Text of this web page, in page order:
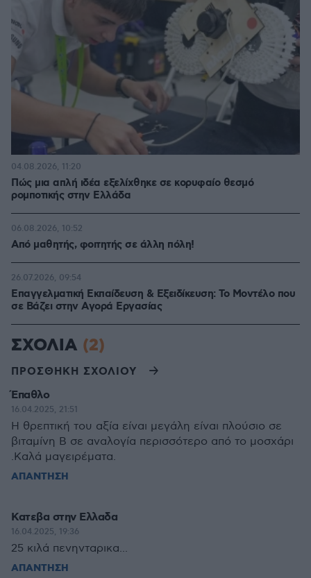
Πώς μια απλή ιδέα εξελίχθηκε σε κορυφαίο θεσμό
ρομποτικής στην Ελλάδα
04.08.2026, 11:20
Από μαθητής, φοιτητής σε άλλη πόλη!
06.08.2026, 10:52
Επαγγελματική Εκπαίδευση & Εξειδίκευση: Το Mοντέλο που
σε Bάζει στην Aγορά Eργασίας
26.07.2026, 09:54
ΣΧΟΛΙΑ (2)
ΠΡΟΣΘΗΚΗ ΣΧΟΛΙΟΥ
Έπαθλο
16.04.2025, 21:51
Η θρεπτική του αξία είναι μεγάλη είναι πλούσιο σε
βιταμίνη Β σε αναλογία περισσότερο από το μοσχάρι
.Καλά μαγειρέματα.
ΑΠΑΝΤΗΣΗ
Κατεβα στην Ελλαδα
16.04.2025, 19:36
25 κιλά πενηνταρικα...
ΑΠΑΝΤΗΣΗ